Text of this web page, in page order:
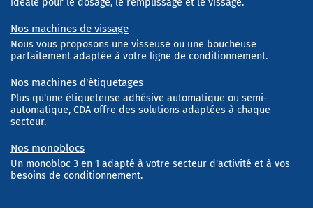
idéale pour le dosage, le remplissage et le vissage.
Nos machines de vissage
Nous vous proposons une visseuse ou une boucheuse
parfaitement adaptée à votre ligne de conditionnement.
Nos machines d'étiquetages
Plus qu'une étiqueteuse adhésive automatique ou semi-
automatique, CDA offre des solutions adaptées à chaque
secteur.
Nos monoblocs
Un monobloc 3 en 1 adapté à votre secteur d'activité et à vos
besoins de conditionnement.